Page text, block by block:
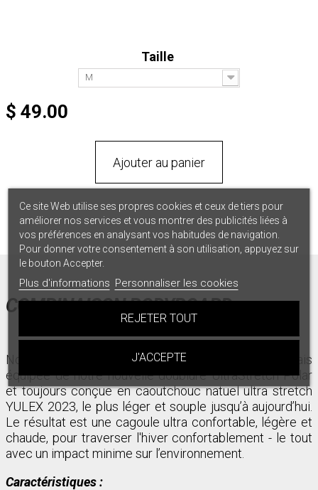
Taille
M
$ 49.00
Ajouter au panier
COMBINAISON BODYBOARD
Notre toute nouvelle cagoule Nymph est désormais
équipée de notre nouvelle doublure UltraStretch Polar
et toujours conçue en caoutchouc natuel ultra stretch
YULEX 2023, le plus léger et souple jusqu’à aujourd’hui.
Le résultat est une cagoule ultra confortable, légère et
chaude, pour traverser l'hiver confortablement - le tout
avec un impact minime sur l’environnement.
Caractéristiques :
Ce site Web utilise ses propres cookies et ceux de tiers pour
améliorer nos services et vous montrer des publicités liées à
vos préférences en analysant vos habitudes de navigation.
Pour donner votre consentement à son utilisation, appuyez sur
le bouton Accepter.
Plus d'informations Personnaliser les cookies
REJETER TOUT
J'ACCEPTE